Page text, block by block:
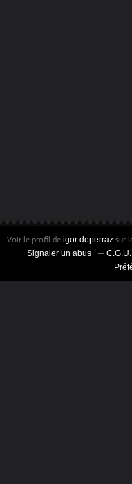
Voir le profil de igor deperraz sur
Signaler un abus
C.G.U.